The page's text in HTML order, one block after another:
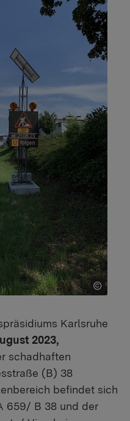
Karlsruhe
2023,
schadhaften
(B) 38
befindet sich
659/ B 38 und der